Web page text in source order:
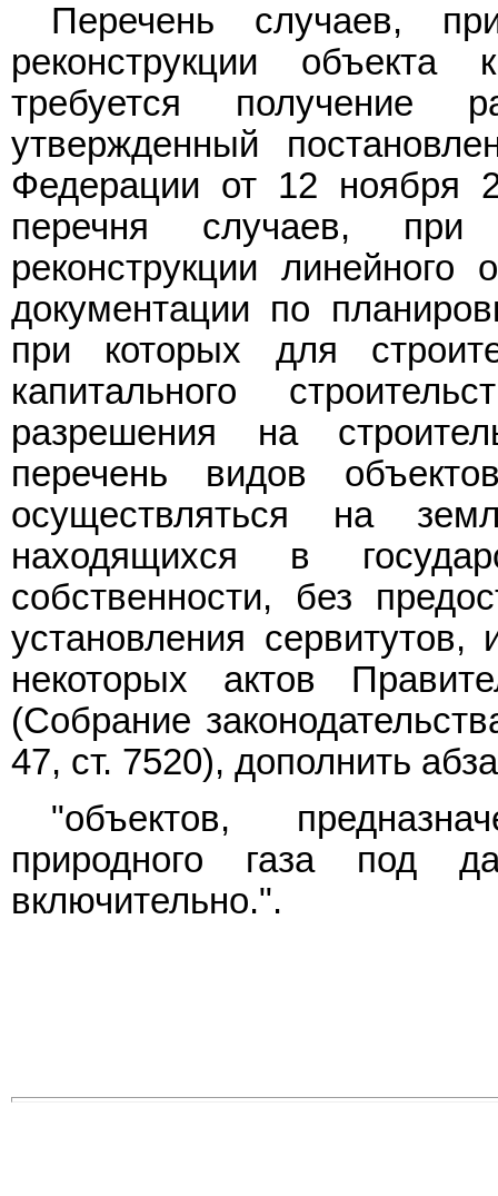
Перечень случаев,
реконструкции объекта
требуется получение
утвержденный
Федерации от 12 ноября
перечня случаев, при
реконструкции линейного
документации по
при которых для
капитального
разрешения на
перечень видов
осуществляться на
находящихся в
собственности, без
установления
некоторых актов
(Собрание
47, ст. 7520), дополнить
"объектов,
природного газа под
включительно.".